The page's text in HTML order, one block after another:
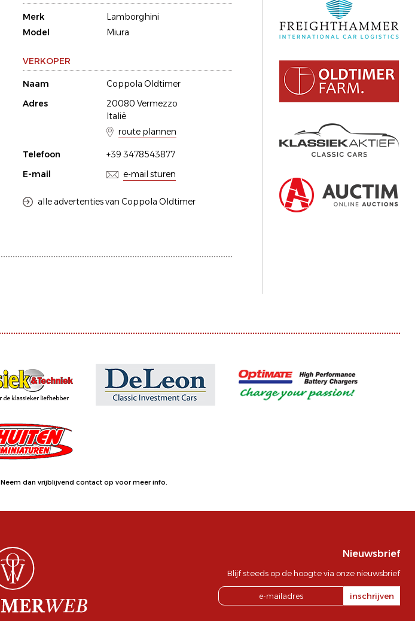
Merk
Lamborghini
Model
Miura
VERKOPER
Naam
Coppola Oldtimer
Adres
20080 Vermezzo
Italië
route plannen
Telefoon
+39 3478543877
E-mail
e-mail sturen
alle advertenties van Coppola Oldtimer
Neem dan vrijblijvend contact op voor meer info.
Nieuwsbrief
Blijf steeds op de hoogte via onze nieuwsbrief
inschrijven